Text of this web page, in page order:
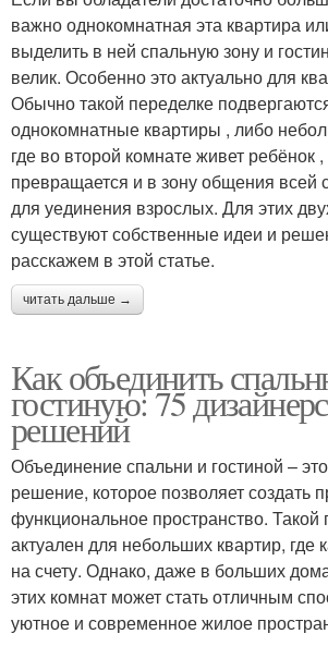
важно однокомнатная эта квартира
выделить в ней спальную зону и
велик. Особенно это актуально для
Обычно такой переделке
однокомнатные квартиры , либо
где во второй комнате живет ребёнок ,
превращается и в зону общения всей
для уединения взрослых. Для этих
существуют собственные идеи и
расскажем в этой статье.
читать дальше →
Как объединить
гостиную: 75
решений
Объединение спальни и гостиной –
решение, которое позволяет создать
функциональное пространство. Такой
актуален для небольших квартир,
на счету. Однако, даже в больших
этих комнат может стать отличным
уютное и современное жилое